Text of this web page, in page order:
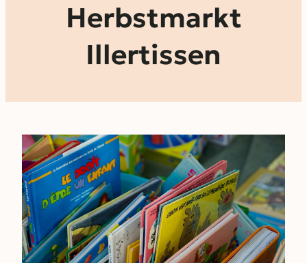
Herbstmarkt
Illertissen